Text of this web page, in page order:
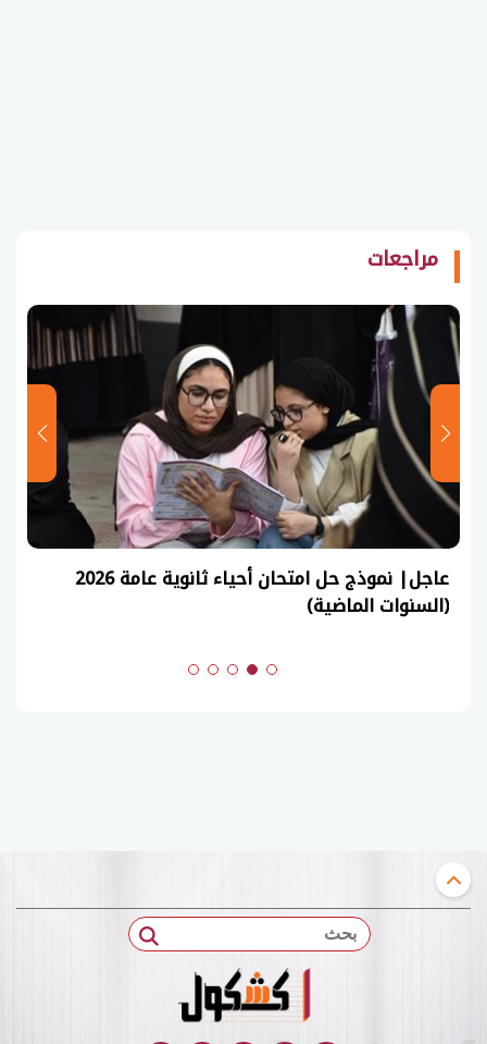
مراجعات
عاجل| نموذج حل امتحان أحياء ثانوية عامة 2026
(السنوات الماضية)
بحث